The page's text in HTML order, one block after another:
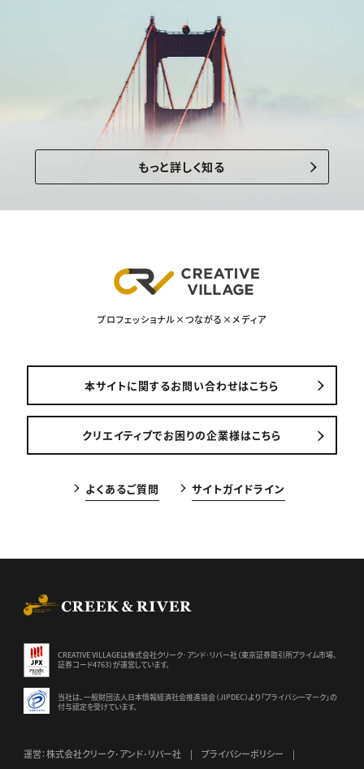
もっと詳しく知る
プロフェッショナル×つながる×メディア
本サイトに関するお問い合わせはこちら
クリエイティブでお困りの企業様はこちら
よくあるご質問 サイトガイドライン
CREATIVE VILLAGEは株式会社クリーク･アンド･リバー社（東京証券取引所プライム市場、
証券コード4763）が運営しています。
当社は、一般財団法人日本情報経済社会推進協会（JIPDEC）より 「プライバシーマーク」の
付与認定を受けています。
運営：株式会社クリーク･アンド･リバー社 プライバシーポリシー